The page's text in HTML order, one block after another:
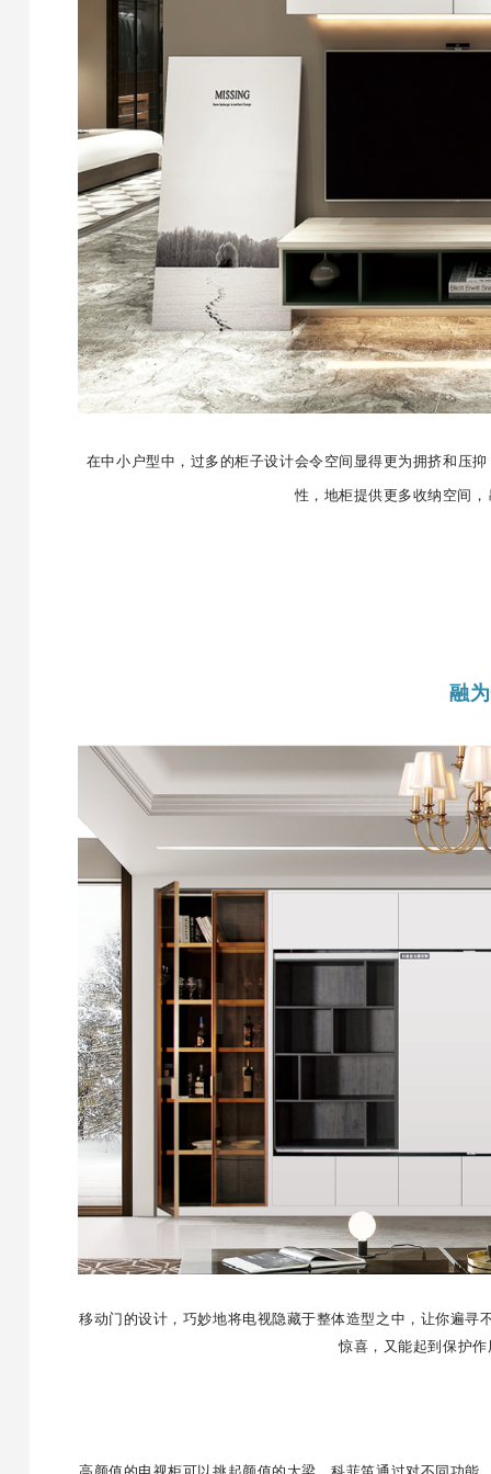
在中小户型中，过多的柜子设计会令空间显得更为拥挤和压
性，地柜提供更多收纳空间
融
移动门的设计，巧妙地将电视隐藏于整体造型之中，让你遍
惊喜，又能起到保护